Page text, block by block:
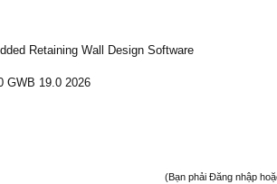
Retaining Wall Design Software
GWB 19.0 2026
(Bạn phải Đăng nhập